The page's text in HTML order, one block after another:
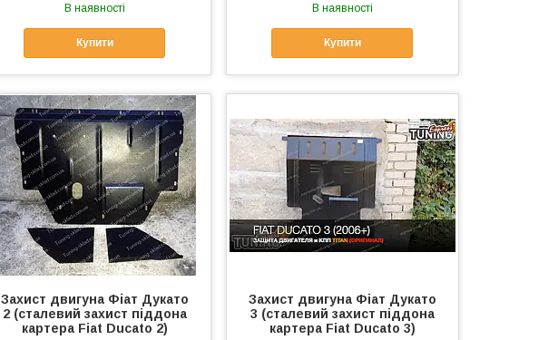
В наявності
Купити
В наявності
Купити
Захист двигуна Фіат Дукато
2 (сталевий захист піддона
картера Fiat Ducato 2)
Захист двигуна Фіат Дукато
3 (сталевий захист піддона
картера Fiat Ducato 3)